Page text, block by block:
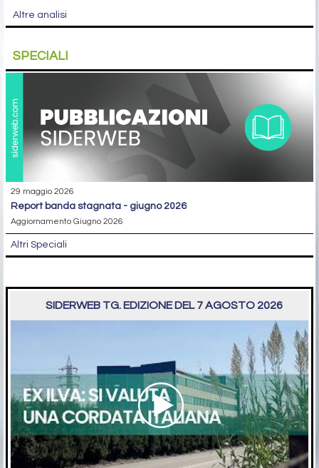
Altre analisi
SPECIALI
29 maggio 2026
report banda stagnata - giugno 2026
Aggiornamento Giugno 2026
Altri Speciali
SIDERWEB TG. EDIZIONE DEL 7 AGOSTO 2026